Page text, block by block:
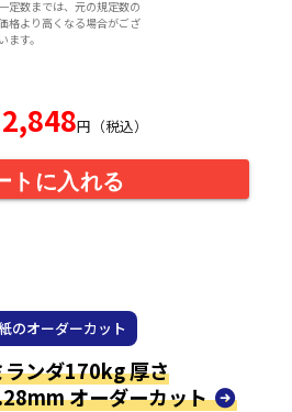
一定数までは、元の規定数の
格より高くなる場合がござ
います。
円（税込）
トに入れる
のオーダーカット
ランダ170kg 厚さ
オーダーカット